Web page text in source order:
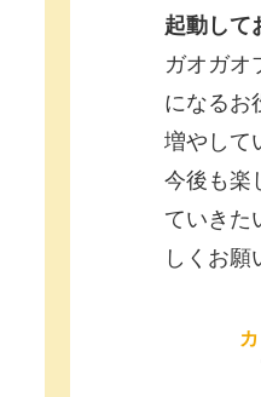
起動して
ガオガオ
になるお
増やして
今後も楽
ていきた
しくお願